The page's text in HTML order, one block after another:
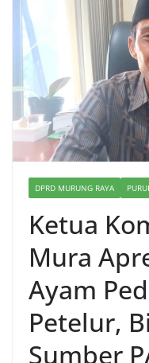
DPRD MURUNG RAYA
Ketua
Mura
Ayam
Petelur,
Sumber